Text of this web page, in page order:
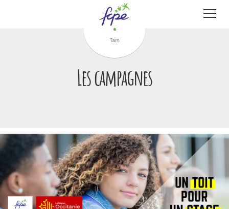
Tarn
Les campagnes
Panneau de gestion des cookies